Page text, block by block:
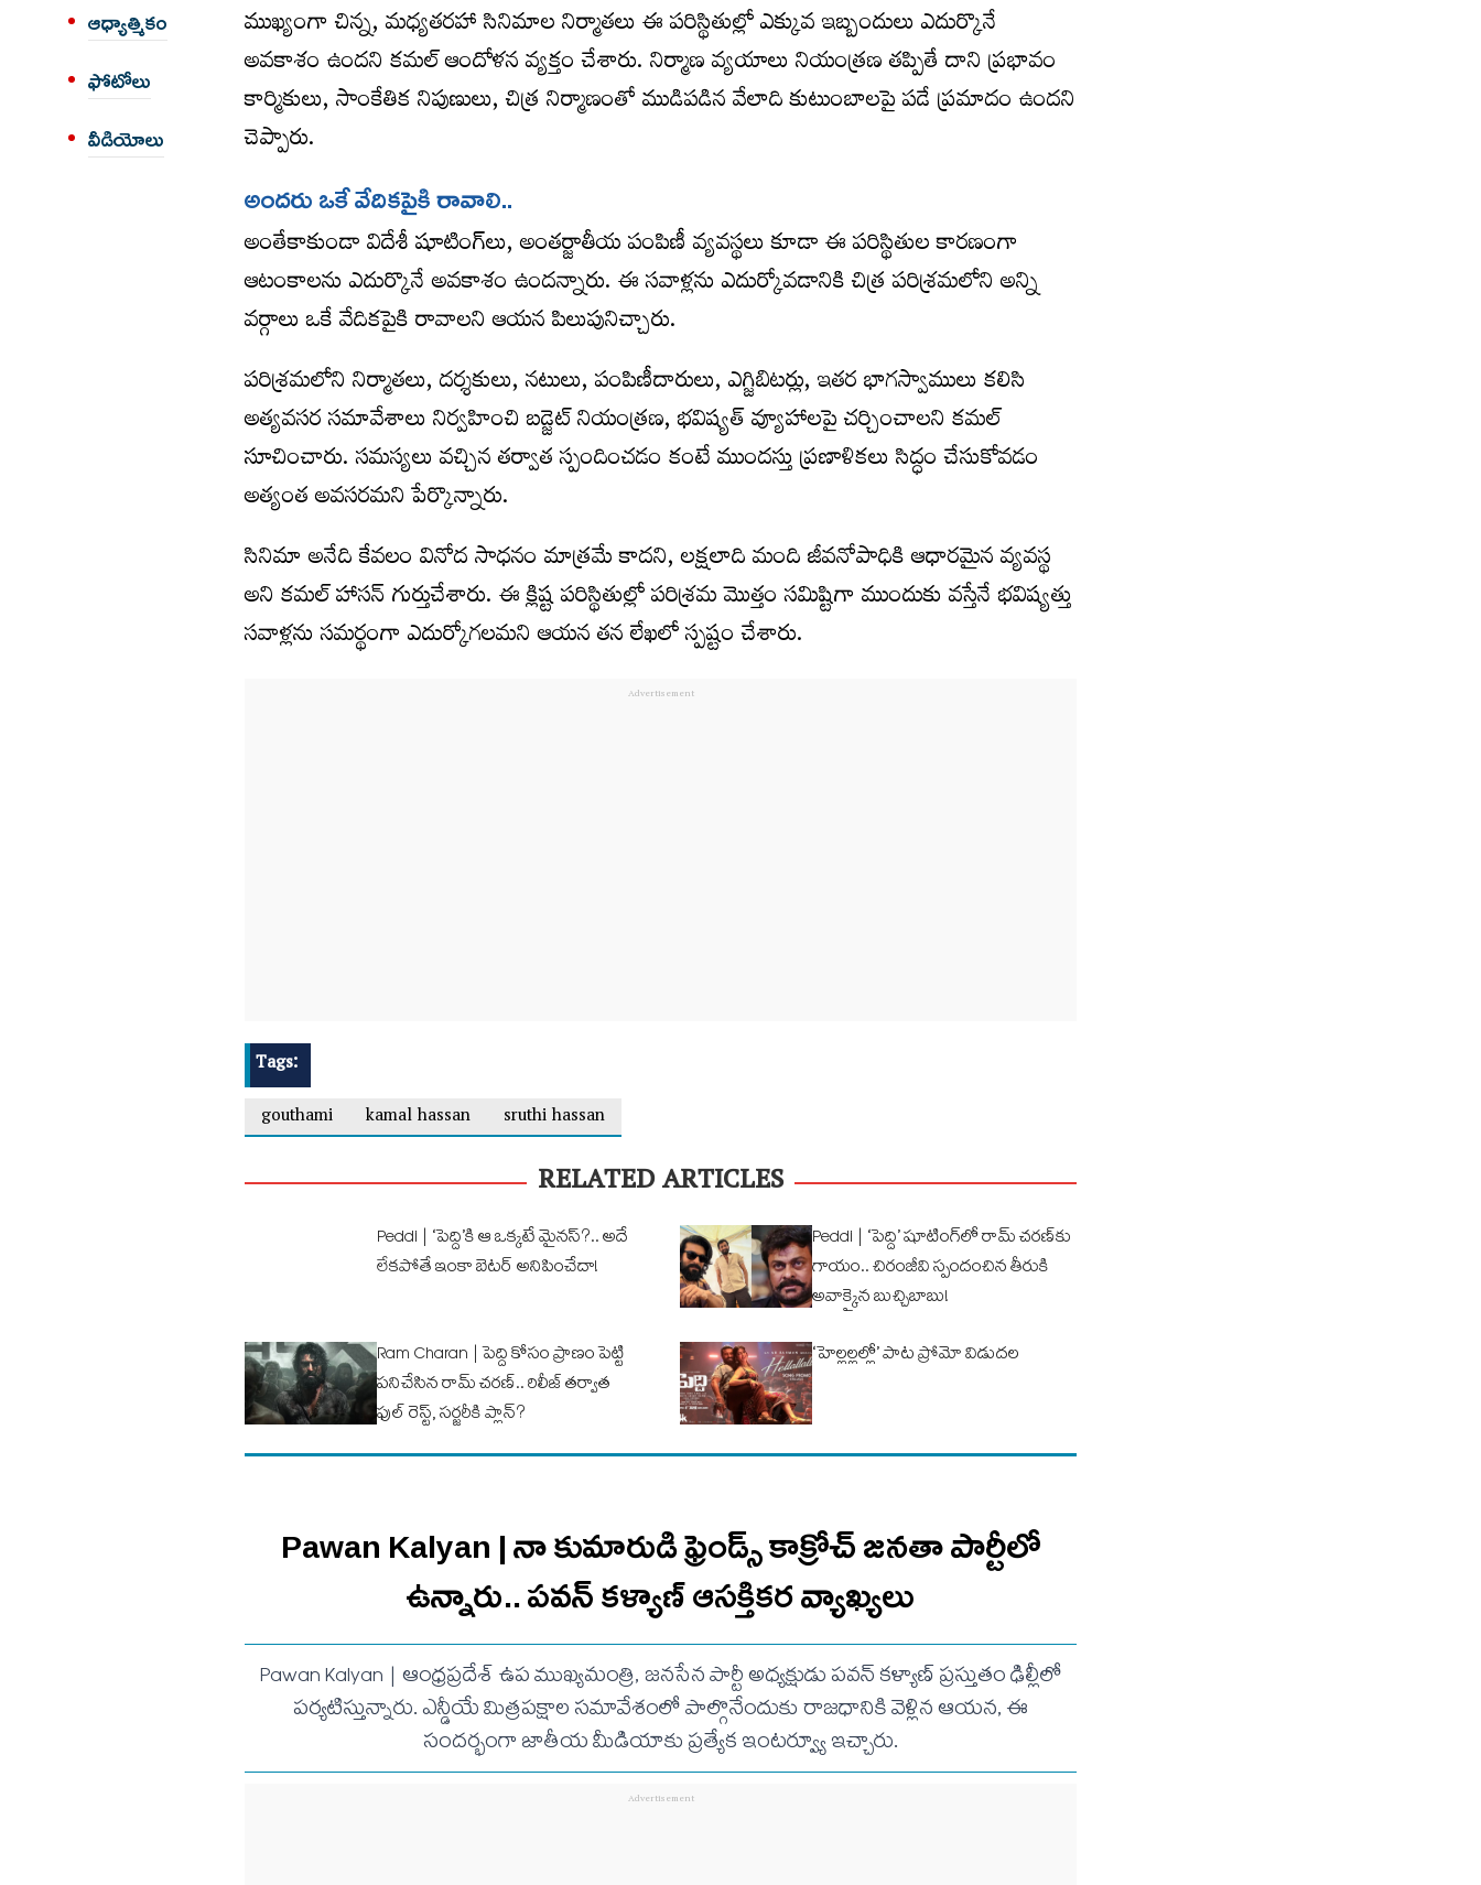
ఆధ్యాత్మికం
ఫోటోలు
వీడియోలు
ముఖ్యంగా చిన్న, మధ్యతరహా సినిమాల నిర్మాతలు ఈ పరిస్థితుల్లో ఎక్కువ ఇబ్బందులు ఎదుర్కొనే
అవకాశం ఉందని కమల్ ఆందోళన వ్యక్తం చేశారు. నిర్మాణ వ్యయాలు నియంత్రణ తప్పితే దాని ప్రభావం
కార్మికులు, సాంకేతిక నిపుణులు, చిత్ర నిర్మాణంతో ముడిపడిన వేలాది కుటుంబాలపై పడే ప్రమాదం ఉందని
చెప్పారు.
అంద‌రు ఒకే వేదిక‌పైకి రావాలి..
అంతేకాకుండా విదేశీ షూటింగ్‌లు, అంతర్జాతీయ పంపిణీ వ్యవస్థలు కూడా ఈ పరిస్థితుల కారణంగా
ఆటంకాలను ఎదుర్కొనే అవకాశం ఉందన్నారు. ఈ సవాళ్లను ఎదుర్కోవడానికి చిత్ర పరిశ్రమలోని అన్ని
వర్గాలు ఒకే వేదికపైకి రావాలని ఆయన పిలుపునిచ్చారు.
పరిశ్రమలోని నిర్మాతలు, దర్శకులు, నటులు, పంపిణీదారులు, ఎగ్జిబిటర్లు, ఇతర భాగస్వాములు కలిసి
అత్యవసర సమావేశాలు నిర్వహించి బడ్జెట్ నియంత్రణ, భవిష్యత్ వ్యూహాలపై చర్చించాలని కమల్
సూచించారు. సమస్యలు వచ్చిన తర్వాత స్పందించడం కంటే ముందస్తు ప్రణాళికలు సిద్ధం చేసుకోవడం
అత్యంత అవసరమని పేర్కొన్నారు.
సినిమా అనేది కేవలం వినోద సాధనం మాత్రమే కాదని, లక్షలాది మంది జీవనోపాధికి ఆధారమైన వ్యవస్థ
అని కమల్ హాసన్ గుర్తుచేశారు. ఈ క్లిష్ట పరిస్థితుల్లో పరిశ్రమ మొత్తం సమిష్టిగా ముందుకు వస్తేనే భవిష్యత్తు
సవాళ్లను సమర్థంగా ఎదుర్కోగలమని ఆయన తన లేఖలో స్పష్టం చేశారు.
Tags:
gouthami
kamal hassan sruthi hassan
RELATED ARTICLES
Peddi | ‘పెద్ది’కి ఆ ఒక్కటే మైనస్?.. అదే
లేకపోతే ఇంకా బెటర్ అనిపించేదా!
Peddi | ‘పెద్ది’ షూటింగ్‌లో రామ్ చరణ్‌కు
గాయం.. చిరంజీవి స్పందంచిన తీరుకి
అవాక్కైన బుచ్చిబాబు!
Ram Charan | పెద్ది కోసం ప్రాణం పెట్టి
పనిచేసిన రామ్ చరణ్.. రిలీజ్ తర్వాత
ఫుల్‌ రెస్ట్, సర్జరీకి ప్లాన్?
‘హెల్లల్లల్లో’ పాట ప్రోమో విడుదల
Pawan Kalyan | నా కుమారుడి ఫ్రెండ్స్ కాక్రోచ్ జనతా పార్టీలో
ఉన్నారు.. ప‌వ‌న్ క‌ళ్యాణ్ ఆసక్తిక‌ర వ్యాఖ్య‌లు
Pawan Kalyan | ఆంధ్రప్రదేశ్ ఉప ముఖ్యమంత్రి, జనసేన పార్టీ అధ్యక్షుడు పవన్ కళ్యాణ్ ప్రస్తుతం ఢిల్లీలో
పర్యటిస్తున్నారు. ఎన్డీయే మిత్రపక్షాల సమావేశంలో పాల్గొనేందుకు రాజధానికి వెళ్లిన ఆయన, ఈ
సందర్భంగా జాతీయ మీడియాకు ప్రత్యేక ఇంటర్వ్యూ ఇచ్చారు.